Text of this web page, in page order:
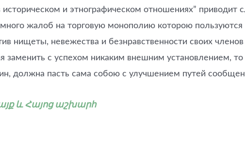
и этнографическом отношениях” приводит
жалоб на торговую монополию которою
нищеты, невежества и безнравственности своих
заменить с успехом никаким внешним установлением,
должна пасть сама собою с улучшением путей
Հայք և Հայոց աշխարհ